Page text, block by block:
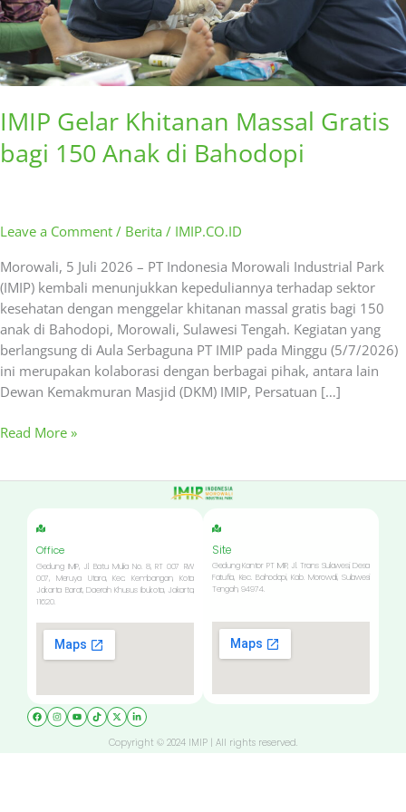
IMIP Gelar Khitanan Massal Gratis
bagi 150 Anak di Bahodopi
Leave a Comment / Berita / IMIP.CO.ID
Morowali, 5 Juli 2026 – PT Indonesia Morowali Industrial Park
(IMIP) kembali menunjukkan kepeduliannya terhadap sektor
kesehatan dengan menggelar khitanan massal gratis bagi 150
anak di Bahodopi, Morowali, Sulawesi Tengah. Kegiatan yang
berlangsung di Aula Serbaguna PT IMIP pada Minggu (5/7/2026)
ini merupakan kolaborasi dengan berbagai pihak, antara lain
Dewan Kemakmuran Masjid (DKM) IMIP, Persatuan […]
Bahodopi
Read More »
Office
Gedung IMIP, Jl. Batu Mulia No. 8, RT 007 RW
007, Meruya Utara, Kec. Kembangan, Kota
Jakarta Barat, Daerah Khusus Ibukota, Jakarta,
11620.
Site
Gedung Kantor PT IMIP, Jl. Trans Sulawesi, Desa
Fatufia, Kec. Bahodopi, Kab. Morowali, Sulawesi
Tengah, 94974.
Copyright © 2024 IMIP | All rights reserved.